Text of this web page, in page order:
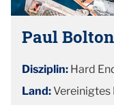
Paul Bolton
Disziplin: Hard
Land:Vereinigtes